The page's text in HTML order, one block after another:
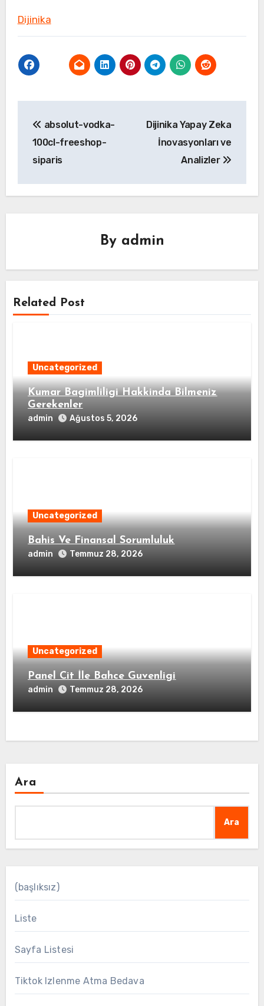
Dijinika
gezinmesi
absolut-vodka-
100cl-freeshop-
siparis
Dijinika Yapay Zeka
İnovasyonları ve
Analizler
By admin
Related Post
Uncategorized
Kumar Bagimliligi Hakkinda Bilmeniz
Gerekenler
admin Ağustos 5, 2026
Uncategorized
Bahis Ve Finansal Sorumluluk
admin Temmuz 28, 2026
Uncategorized
Panel Cit İle Bahce Guvenligi
admin Temmuz 28, 2026
Ara
Ara
(başlıksız)
Liste
Sayfa Listesi
Tiktok Izlenme Atma Bedava